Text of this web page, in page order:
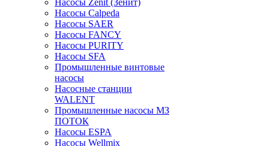
Насосы Zenit (Зенит)
Насосы Calpeda
Насосы SAER
Насосы FANCY
Насосы PURITY
Насосы SFA
Промышленные винтовые
насосы
Насосные станции
WALENT
Промышленные насосы МЗ
ПОТОК
Насосы ESPA
Насосы Wellmix